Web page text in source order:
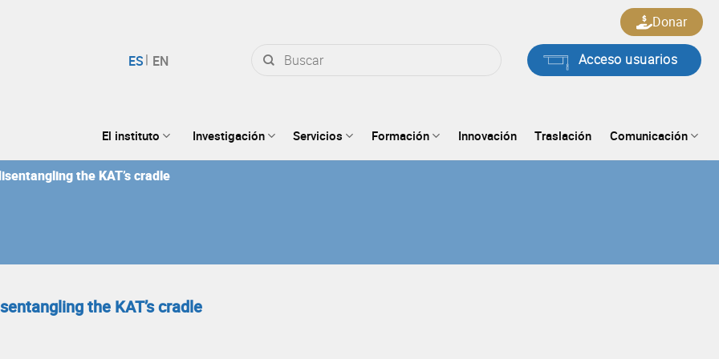
por:
Acceso usuarios
Donar
El instituto Investigación Servicios Formación Innovación Traslación Comunicación
the KAT’s cradle
the KAT’s cradle